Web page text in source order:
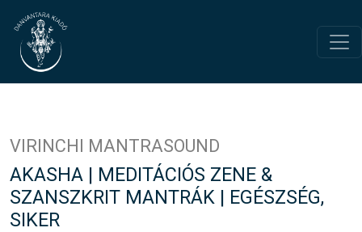
VIRINCHI MANTRASOUND
AKASHA | MEDITÁCIÓS ZENE &
SZANSZKRIT MANTRÁK | EGÉSZSÉG,
SIKER